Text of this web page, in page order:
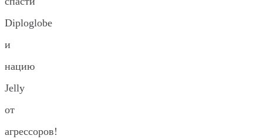
Diploglobe
и
нацию
Jelly
от
агрессоров!